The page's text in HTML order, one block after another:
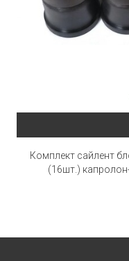
Комплект сайлент
(16шт.)